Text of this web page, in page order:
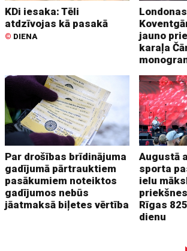
KDi iesaka: Tēli
atdzīvojas kā pasakā
© DIENA
Londonas
jauno
karaļa
Par drošības brīdinājuma
gadījumā pārtrauktiem
pasākumiem noteiktos
gadījumos nebūs
jāatmaksā biļetes vērtība
Augustā
sporta
ielu
Rīgas
dienu